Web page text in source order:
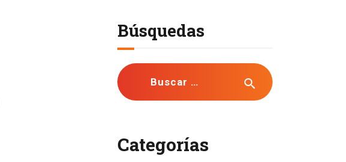
Búsquedas
Buscar:
Categorías